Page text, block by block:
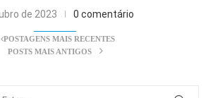
de 2023 0 comentário
POSTAGENS MAIS RECENTES
POSTS MAIS ANTIGOS